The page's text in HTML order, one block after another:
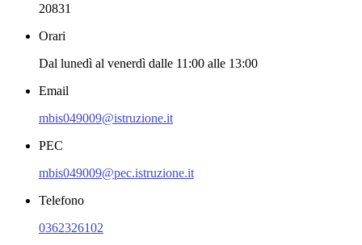
20831
Orari
Dal lunedì al venerdì dalle 11:00 alle 13:00
Email
mbis049009@istruzione.it
PEC
mbis049009@pec.istruzione.it
Telefono
0362326102